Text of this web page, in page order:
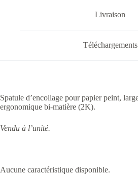
Livraison
Téléchargements
Spatule d’encollage pour papier peint,
ergonomique bi-matière (2K).
Vendu à l’unité.
Aucune caractéristique disponible.